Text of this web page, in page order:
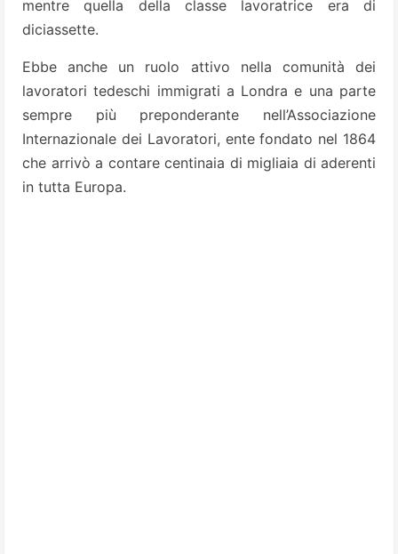
mentre quella della classe lavoratrice era di
diciassette.
Ebbe anche un ruolo attivo nella comunità dei
lavoratori tedeschi immigrati a Londra e una parte
sempre più preponderante nell’Associazione
Internazionale dei Lavoratori, ente fondato nel 1864
che arrivò a contare centinaia di migliaia di aderenti
in tutta Europa.